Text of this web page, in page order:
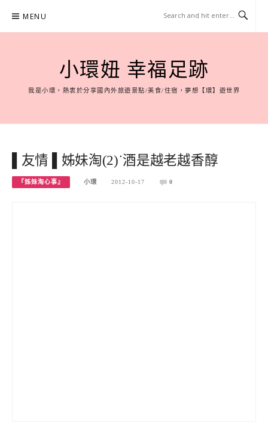
content
MENU
小環妞 幸福足跡
我是小環，熱衷於分享國內外旅遊景點/美食/住宿，夢想【環】遊世界
▌友情 ▌姊妹淘(2)˙酒是越老越香醇
『姊妹淘心事』 小環 2012-10-17 0